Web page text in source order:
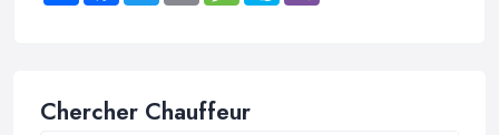
Chercher Chauffeur